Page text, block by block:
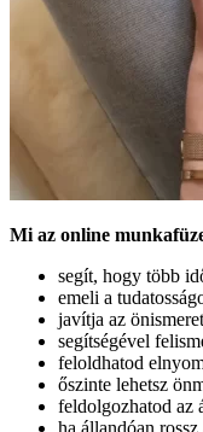
Mi az online
segít, hogy több
emeli a
javítja az
segítségével
feloldhatod
őszinte lehetsz
feldolgozhatod az
ha állandóan